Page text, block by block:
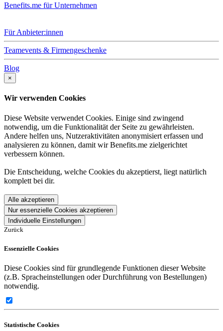
Benefits.me für Unternehmen
Für Anbieter:innen
Teamevents & Firmengeschenke
Blog
×
Wir verwenden Cookies
Diese Website verwendet Cookies. Einige sind zwingend
notwendig, um die Funktionalität der Seite zu gewährleisten.
Andere helfen uns, Nutzeraktivitäten anonymisiert erfassen und
analysieren zu können, damit wir Benefits.me zielgerichtet
verbessern können.
Die Entscheidung, welche Cookies du akzeptierst, liegt natürlich
komplett bei dir.
Alle akzeptieren
Nur essenzielle Cookies akzeptieren
Individuelle Einstellungen
Zurück
Essenzielle Cookies
Diese Cookies sind für grundlegende Funktionen dieser Website
(z.B. Spracheinstellungen oder Durchführung von Bestellungen)
notwendig.
Statistische Cookies